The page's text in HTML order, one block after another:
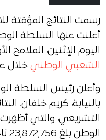
رسمت النتائج المؤقتة
أعلنت عنها السلطة
اليوم الإثنين، الملامح
الشعبي الوطني خلال
وأعلن رئيس السلطة
بالنيابة، كريم خلفان،
التشريعي، والتي أظهرت